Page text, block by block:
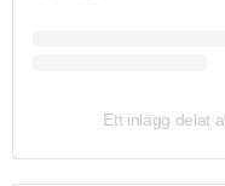
Ett inlägg delat